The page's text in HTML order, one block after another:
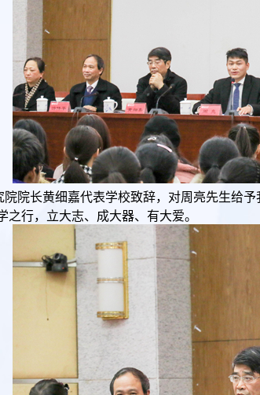
院长黄细嘉代表学校致辞，对周亮先生给
行，立大志、成大器、有大爱。